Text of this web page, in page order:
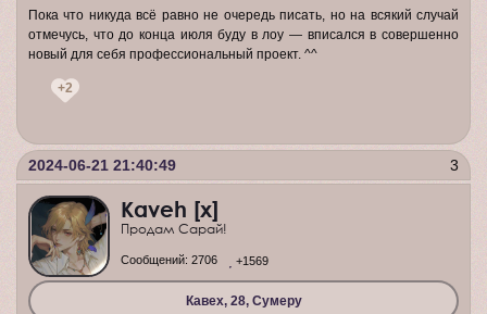
Пока что никуда всё равно не очередь писать, но на всякий случай
отмечусь, что до конца июля буду в лоу — вписался в совершенно
новый для себя профессиональный проект. ^^
+2
3
2024-06-21 21:40:49
Kaveh [x]
Продам Сарай!
Кавех, 28, Сумеру
Сообщений: 2706 +1569